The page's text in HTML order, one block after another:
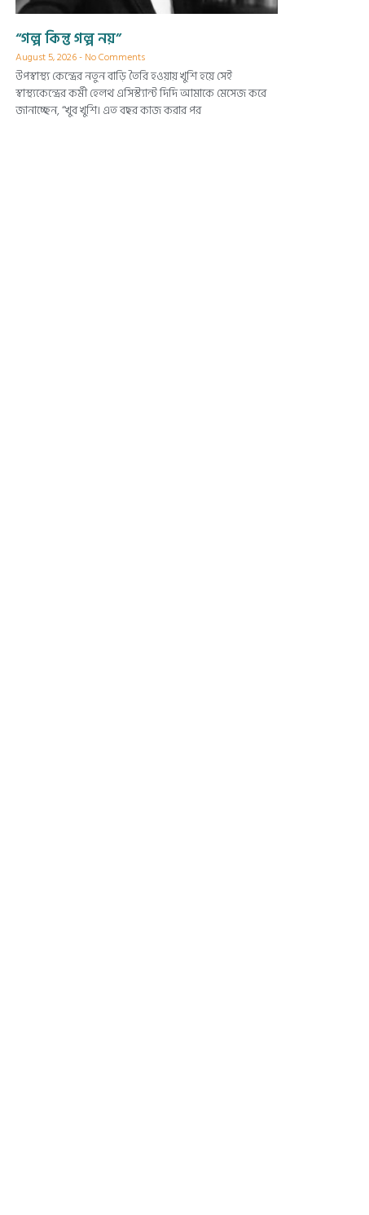
“গল্প কিন্তু গল্প নয়”
August 5, 2026 No Comments
উপস্বাস্থ্য কেন্দ্রের নতুন বাড়ি তৈরি হওয়ায় খুশি হয়ে সেই
স্বাস্থ্যকেন্দ্রের কর্মী হেলথ এসিস্ট্যান্ট দিদি আমাকে মেসেজ করে
জানাচ্ছেন, “খুব খুশি। এত বছর কাজ করার পর